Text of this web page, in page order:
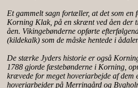
Et gammelt sagn fortæller, at det som
Korning Klak, på en skrænt ved åen der
åen. Vikingebønderne opførte
(kildekalk) som de måske hentede i
De stærke Jyders historie er også
1788 gjorde fæstebønderne i Korning,
krævede for meget hoveriarbejde af dem
hoveriarbejder på Merringård og